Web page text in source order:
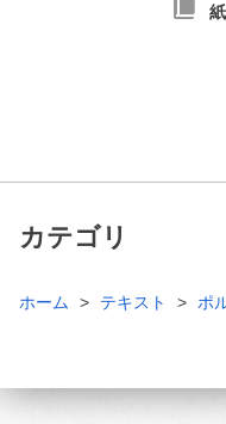
カテゴリ
ホーム テキスト ポ